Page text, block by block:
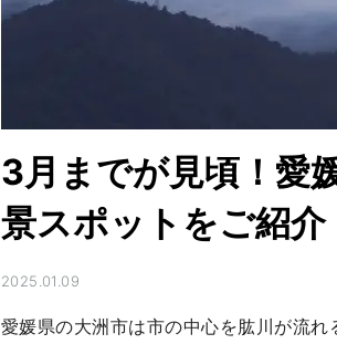
3月までが見頃！愛
景スポットをご紹介
2025.01.09
愛媛県の大洲市は市の中心を肱川が流れ